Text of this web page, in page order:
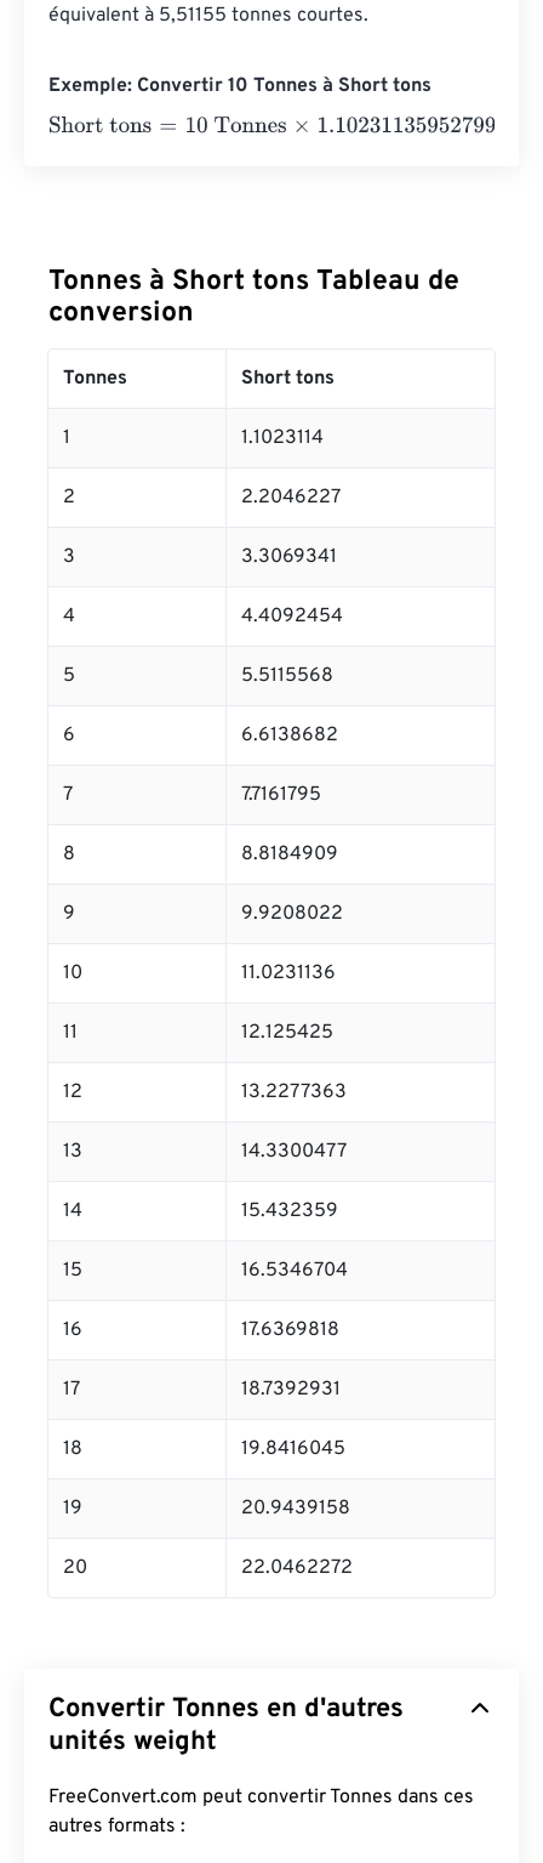
équivalent à 5,51155 tonnes courtes.
Exemple: Convertir 10 Tonnes à Short tons
Short tons= 10 Tonnes×1.102311359527999=11.0231136
Tonnes à Short tons Tableau de
conversion
Tonnes Short tons
1 1.1023114
2 2.2046227
3 3.3069341
4 4.4092454
5 5.5115568
6 6.6138682
7 7.7161795
8 8.8184909
9 9.9208022
10 11.0231136
11 12.125425
12 13.2277363
13 14.3300477
14 15.432359
15 16.5346704
16 17.6369818
17 18.7392931
18 19.8416045
19 20.9439158
20 22.0462272
Convertir Tonnes en d'autres
unités weight
FreeConvert.com peut convertir Tonnes dans ces
autres formats :